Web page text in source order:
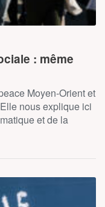
: même
Moyen-Orient et
nous explique ici
et de la